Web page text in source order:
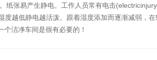
纸张易产生静电。工作人员常有电击
越低静电越活泼。跟着湿度添加而逐渐减弱，
洁净车间是很有必要的！